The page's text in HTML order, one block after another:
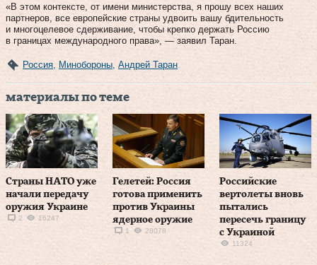
«В этом контексте, от имени министерства, я прошу всех наших
партнеров, все европейские страны удвоить вашу бдительность
и многоцелевое сдерживание, чтобы крепко держать Россию
в границах международного права», — заявил Таран.
Россия Минобороны Андрей Таран
материалы по теме
Страны НАТО уже
начали передачу
оружия Украине
2 16247
Гелетей: Россия
готова применить
против Украины
ядерное оружие
1 28078
Российские
вертолеты вновь
пытались
пересечь границу
с Украиной
11324